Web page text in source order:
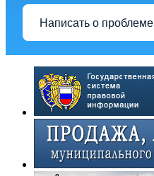
Написать о проблеме